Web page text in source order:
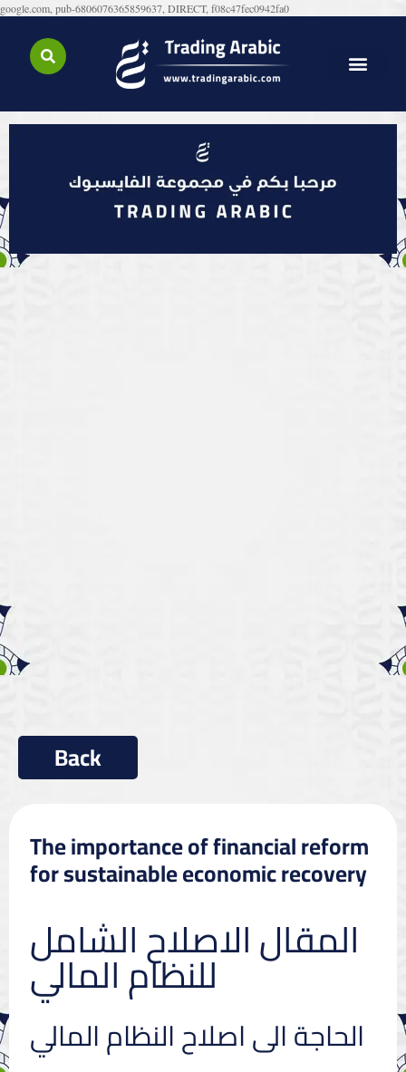
google.com, pub-6806076365859637, DIRECT, f08c47fec0942fa0
The importance of financial reform
for sustainable economic recovery
المقال الاصلاح الشامل
للنظام المالي
الحاجة الى اصلاح النظام المالي